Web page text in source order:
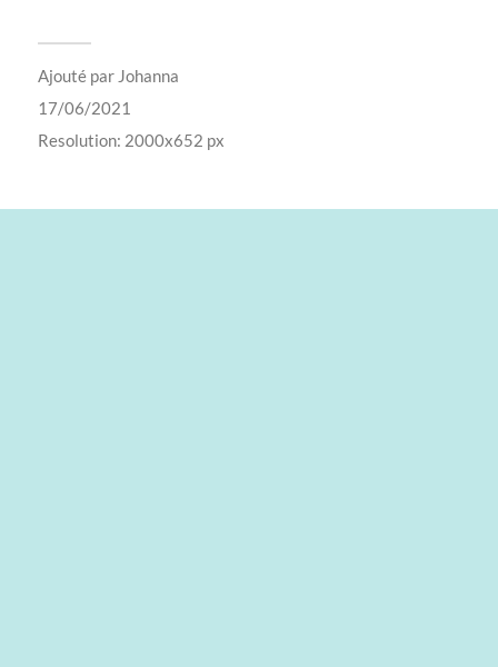
Ajouté par Johanna
17/06/2021
Resolution: 2000x652 px